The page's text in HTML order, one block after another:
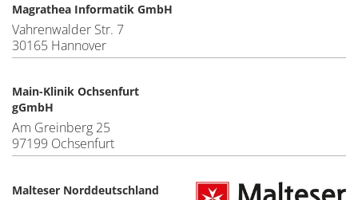
Magrathea Informatik GmbH
Vahrenwalder Str. 7
30165 Hannover
Main-Klinik Ochsenfurt
gGmbH
Am Greinberg 25
97199 Ochsenfurt
Malteser Norddeutschland